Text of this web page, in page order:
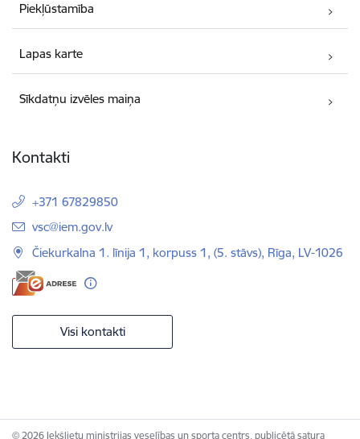
Piekļūstamība
Lapas karte
Sīkdatņu izvēles maiņa
Kontakti
+371 67829850
E-pasts:
vsc@iem.gov.lv
Čiekurkalna 1. līnija 1, korpuss 1, (5. stāvs), Rīga, LV-1026
Visi kontakti
© 2026 Iekšlietu ministrijas veselības un sporta centrs, publicētā satura